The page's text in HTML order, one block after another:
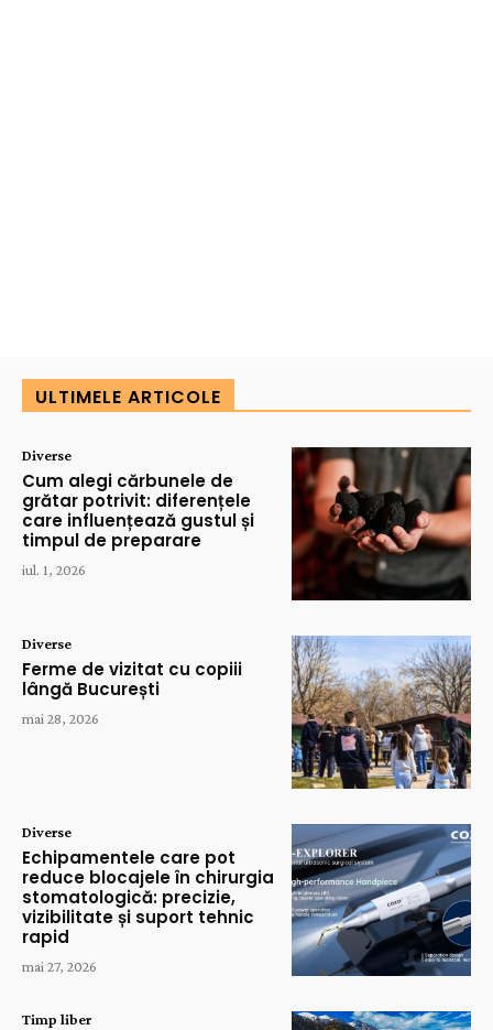
ULTIMELE ARTICOLE
Diverse
Cum alegi cărbunele de
grătar potrivit: diferențele
care influențează gustul și
timpul de preparare
iul. 1, 2026
Diverse
Ferme de vizitat cu copiii
lângă București
mai 28, 2026
Diverse
Echipamentele care pot
reduce blocajele în chirurgia
stomatologică: precizie,
vizibilitate și suport tehnic
rapid
mai 27, 2026
Timp liber